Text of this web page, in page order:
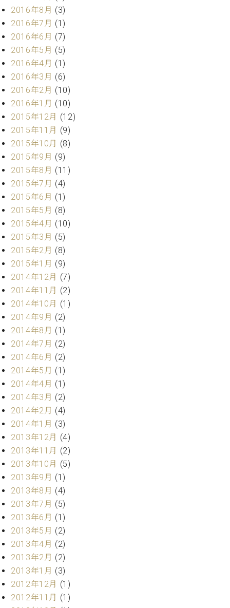
律
師
紹
介
調
料
金
表
お
問
い
わ
せ
尾山調律師のブ
ログ Die
Musikgasse（音
楽の小道）
2016年8月 (3)
2016年7月 (1)
2016年6月 (7)
2016年5月 (5)
2016年4月 (1)
2016年3月 (6)
2016年2月 (10)
2016年1月 (10)
2015年12月 (12)
2015年11月 (9)
2015年10月 (8)
2015年9月 (9)
2015年8月 (11)
2015年7月 (4)
2015年6月 (1)
2015年5月 (8)
2015年4月 (10)
2015年3月 (5)
2015年2月 (8)
2015年1月 (9)
2014年12月 (7)
2014年11月 (2)
2014年10月 (1)
2014年9月 (2)
2014年8月 (1)
2014年7月 (2)
2014年6月 (2)
2014年5月 (1)
2014年4月 (1)
2014年3月 (2)
2014年2月 (4)
2014年1月 (3)
2013年12月 (4)
2013年11月 (2)
2013年10月 (5)
2013年9月 (1)
2013年8月 (4)
2013年7月 (5)
2013年6月 (1)
2013年5月 (2)
2013年4月 (2)
2013年2月 (2)
2013年1月 (3)
2012年12月 (1)
2012年11月 (1)